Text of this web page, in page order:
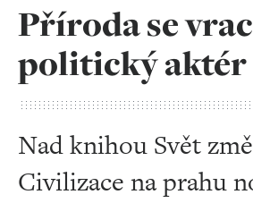
Příroda se
politický aktér
Nad knihou Svět
Civilizace na prahu